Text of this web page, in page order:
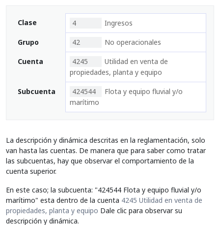
Clase 4 Ingresos
Grupo 42 No operacionales
Cuenta 4245
Utilidad en venta de
propiedades, planta y equipo
Subcuenta 424544
Flota y equipo fluvial y/o
marítimo
La descripción y dinámica descritas en la reglamentación, solo
van hasta las cuentas. De manera que para saber como tratar
las subcuentas, hay que observar el comportamiento de la
cuenta superior.
En este caso; la subcuenta: "424544 Flota y equipo fluvial y/o
marítimo" esta dentro de la cuenta 4245 Utilidad en venta de
propiedades, planta y equipo Dale clic para observar su
descripción y dinámica.